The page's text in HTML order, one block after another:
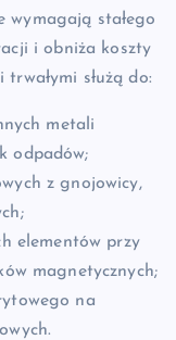
wymagają stałego
i obniża koszty
służą do:
metali
odpadów;
z gnojowicy,
elementów przy
magnetycznych;
na